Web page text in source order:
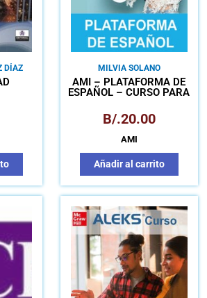
DÍAZ MILVIA SOLANO
AMI – PLATAFORMA DE
ESPAÑOL – CURSO PARA
SEMESTRE UTP
B/.20.00
AMI
Añadir al carrito